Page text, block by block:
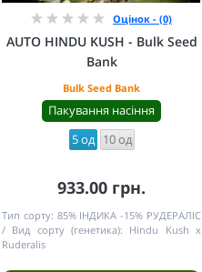
Оцінок - (0)
AUTO HINDU KUSH - Bulk Seed
Bank
Bulk Seed Bank
Пакування насіння
5 од 10 од
933.00 грн.
Тип сорту: 85% ІНДИКА -15% РУДЕРАЛІС
Вид сорту (генетика): Hindu Kush x
Ruderalis